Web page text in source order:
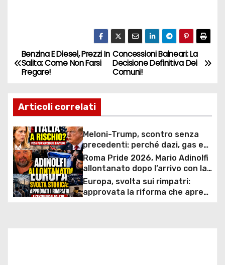
N
a
v
i
g
a
z
Concessioni Balneari: La
Decisione Definitiva Dei
Comuni!
Benzina E Diesel, Prezzi In
Salita: Come Non Farsi
Fregare!
Articoli correlati
Meloni-Trump, scontro senza
precedenti: perché dazi, gas e
rapporti diplomatici possono
costare caro all’Italia
Roma Pride 2026, Mario Adinolfi
allontanato dopo l’arrivo con la
bandiera di Israele: scontro
politico e polemiche sui diritti
Europa, svolta sui rimpatri:
approvata la riforma che apre